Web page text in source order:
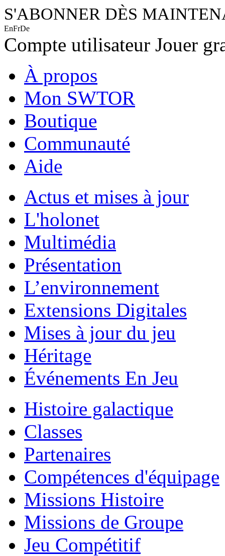
S'ABONNER DÈS
EnFrDe
Compte utilisateur Jouer
À propos
Mon SWTOR
Boutique
Communauté
Aide
Actus et mises à jour
L'holonet
Multimédia
Présentation
L’environnement
Extensions Digitales
Mises à jour du jeu
Héritage
Événements En Jeu
Histoire galactique
Classes
Partenaires
Compétences d'équipage
Missions Histoire
Missions de Groupe
Jeu Compétitif